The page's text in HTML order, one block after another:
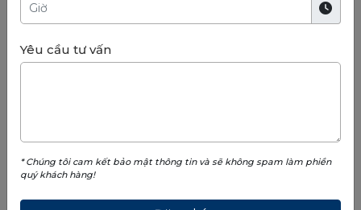
Xem toàn màn hình
Yêu cầu tư vấn
* Chúng tôi cam kết bảo mật thông tin và sẽ không spam làm phiền
quý khách hàng!